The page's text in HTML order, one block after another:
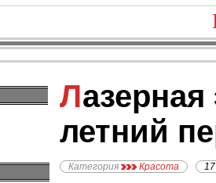
Лазерная эпиляция в
летний
Категория Красота